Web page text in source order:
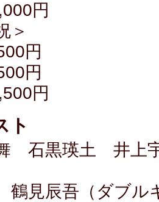
円
＞
円
円
円
ト
石黒瑛土 井上
見辰吾（ダブル